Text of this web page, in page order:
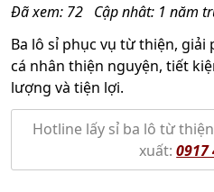
Đã xem: 72 Cập nhât: 1 năm
Ba lô sỉ phục vụ từ thiện,
cá nhân thiện nguyện, tiết
lượng và tiện lợi.
Hotline lấy sỉ ba lô từ
xuất: 0917